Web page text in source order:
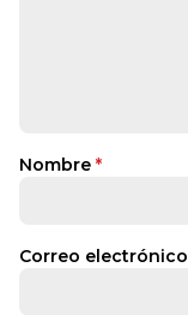
Nombre *
Correo electrónico